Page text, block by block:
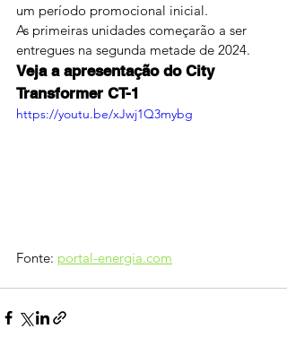
um período promocional inicial.
As primeiras unidades começarão a ser
entregues na segunda metade de 2024.
Veja a apresentação do City
Transformer CT-1
https://youtu.be/xJwj1Q3mybg
Fonte: portal-energia.com